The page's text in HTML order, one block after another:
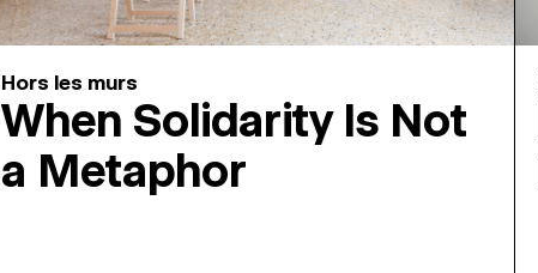
Hors les murs
When Solidarity Is Not
a Metaphor